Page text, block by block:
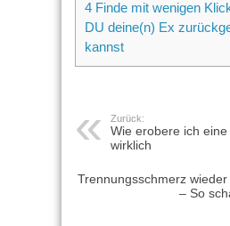
4 Finde mit wenigen
DU deine(n) Ex
kannst
Zurück:
Wie erobere ich eine
wirklich
Trennungsschmerz
– So